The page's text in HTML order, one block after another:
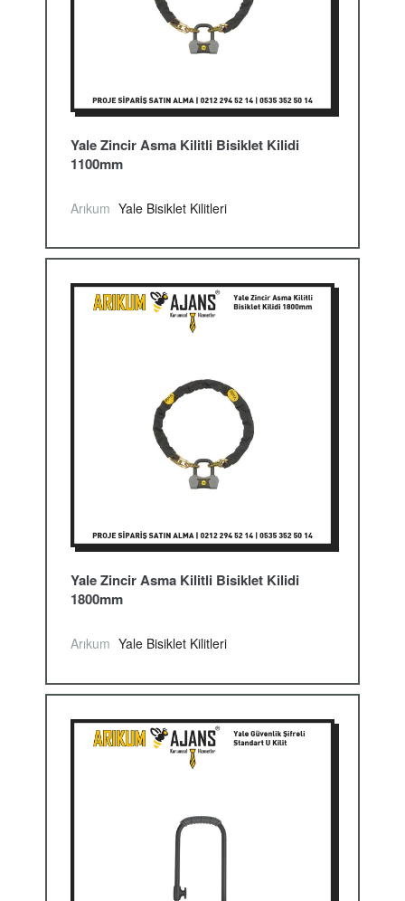
Yale Zincir Asma Kilitli Bisiklet Kilidi
1100mm
Arıkum Yale Bisiklet Kilitleri
Yale Zincir Asma Kilitli Bisiklet Kilidi
1800mm
Arıkum Yale Bisiklet Kilitleri